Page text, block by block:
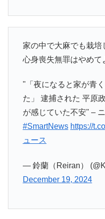
家の中で大麻でも栽培
心身喪失無罪はやめて
"「夜になると家が青
た」 逮捕された 平原
が感じていた不安" –
#SmartNews https://
ュース
— 鈴蘭（Reiran）
December 19, 2024